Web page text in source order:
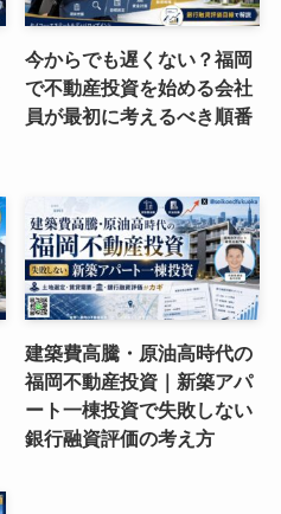
今からでも遅くない？福岡
で不動産投資を始める会社
員が最初に考えるべき順番
建築費高騰・原油高時代の
福岡不動産投資｜新築アパ
ート一棟投資で失敗しない
銀行融資評価の考え方